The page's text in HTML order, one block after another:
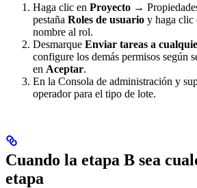
Haga clic en Proyecto →
pestaña Roles de usuario y haga clic
nombre al rol.
Desmarque Enviar tareas a
configure los demás permisos según
en Aceptar.
En la Consola de administración y
operador para el tipo de lote.
Cuando la etapa B sea
etapa